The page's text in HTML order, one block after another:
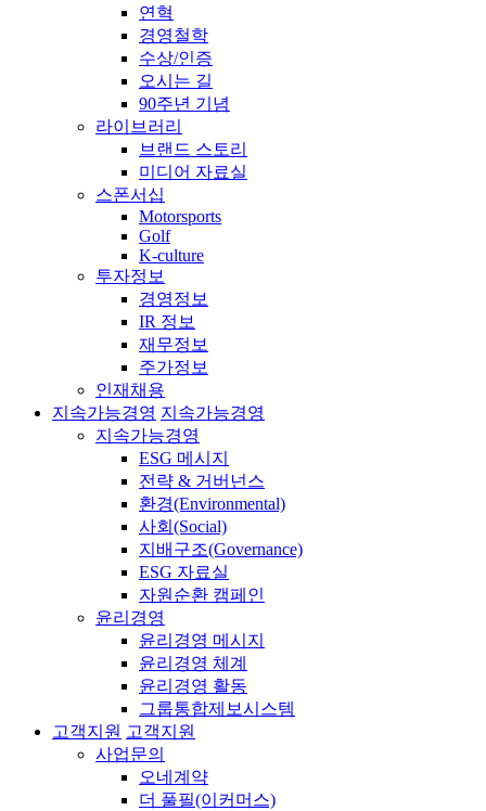
연혁
경영철학
수상/인증
오시는 길
90주년 기념
라이브러리
브랜드 스토리
미디어 자료실
스폰서십
Motorsports
Golf
K-culture
투자정보
경영정보
IR 정보
재무정보
주가정보
인재채용
지속가능경영 지속가능경영
지속가능경영
ESG 메시지
전략 & 거버넌스
환경(Environmental)
사회(Social)
지배구조(Governance)
ESG 자료실
자원순환 캠페인
윤리경영
윤리경영 메시지
윤리경영 체계
윤리경영 활동
그룹통합제보시스템
고객지원 고객지원
사업문의
오네계약
더 풀필(이커머스)